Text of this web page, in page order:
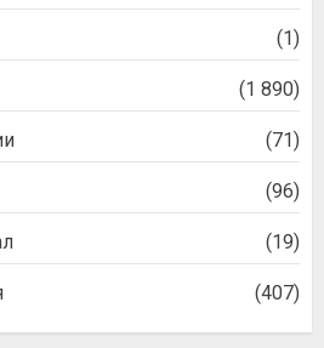
(1)
(1 890)
(71)
(96)
(19)
(407)